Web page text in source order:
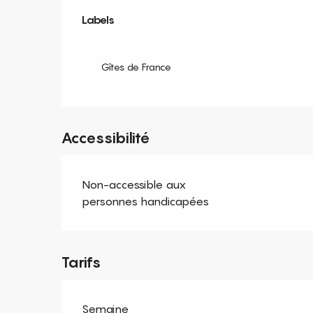
Labels
Labels
Gîtes de France
Accessibilité
Non-accessible aux
personnes handicapées
Tarifs
Semaine